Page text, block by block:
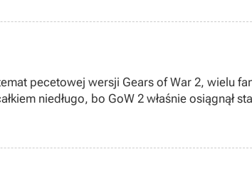
pecetowej wersji Gears of War 2, wielu
niedługo, bo GoW 2 właśnie osiągnął